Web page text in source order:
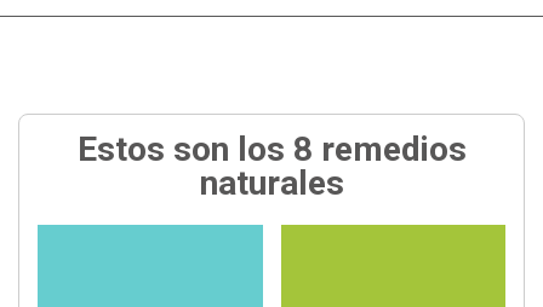
Estos son los 8 remedios
naturales